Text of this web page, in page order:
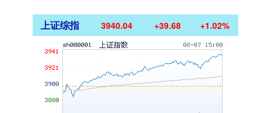
上证综指 3940.04 +39.68 +1.02%